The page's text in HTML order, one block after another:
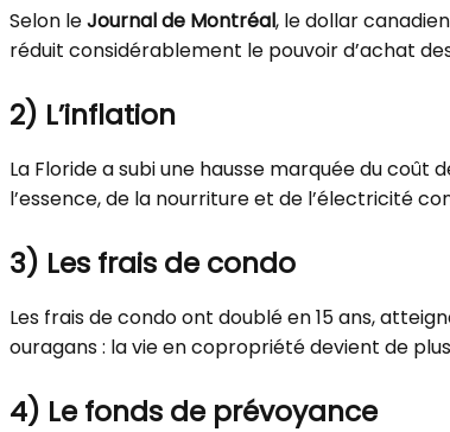
Selon leJournal de Montréal, le dollar
réduit considérablement le pouvoir d’achat
2) L’inflation
La Floride a subi une hausse marquée du coût
l’essence, de la nourriture et de l’électricité
3) Les frais de condo
Les frais de condo ont doublé en 15 ans,
ouragans : la vie en copropriété devient de
4) Le fonds de prévoyance